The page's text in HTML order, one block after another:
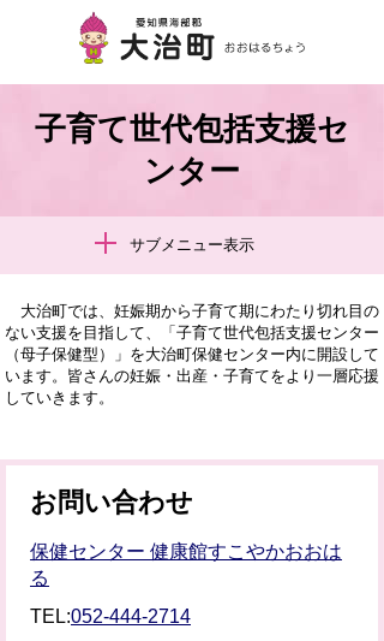
子育て世代包括支援セ
ンター
サブメニュー表示
大治町では、妊娠期から子育て期にわたり切れ目の
ない支援を目指して、「子育て世代包括支援センター
（母子保健型）」を大治町保健センター内に開設して
います。皆さんの妊娠・出産・子育てをより一層応援
していきます。
お問い合わせ
保健センター 健康館すこやかおおは
る
TEL:052-444-2714